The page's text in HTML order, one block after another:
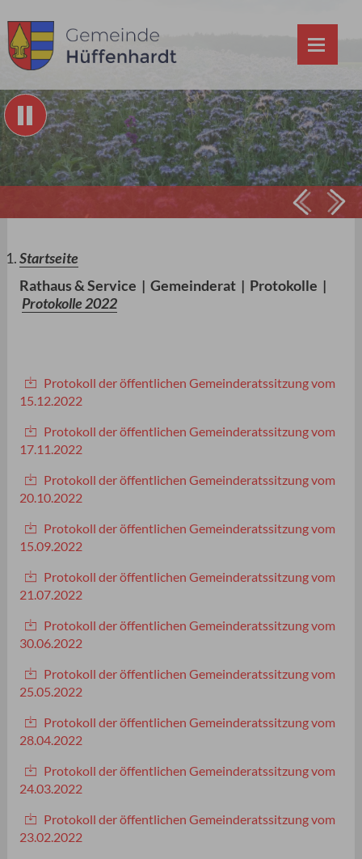
Prev
Startseite
Rathaus & Service | Gemeinderat| Protokolle |
Protokolle 2022
Protokoll der öffentlichen Gemeinderatssitzung vom
15.12.2022
Protokoll der öffentlichen Gemeinderatssitzung vom
17.11.2022
Protokoll der öffentlichen Gemeinderatssitzung vom
20.10.2022
Protokoll der öffentlichen Gemeinderatssitzung vom
15.09.2022
Protokoll der öffentlichen Gemeinderatssitzung vom
21.07.2022
Protokoll der öffentlichen Gemeinderatssitzung vom
30.06.2022
Protokoll der öffentlichen Gemeinderatssitzung vom
25.05.2022
Protokoll der öffentlichen Gemeinderatssitzung vom
28.04.2022
Protokoll der öffentlichen Gemeinderatssitzung vom
24.03.2022
Protokoll der öffentlichen Gemeinderatssitzung vom
23.02.2022